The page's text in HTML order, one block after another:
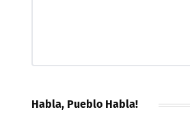
Habla, Pueblo Habla!